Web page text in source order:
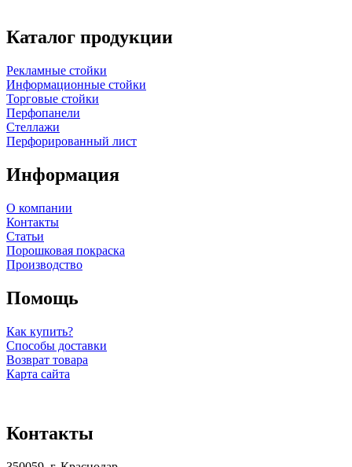
Каталог продукции
Рекламные стойки
Информационные стойки
Торговые стойки
Перфопанели
Стеллажи
Перфорированный лист
Информация
О компании
Контакты
Статьи
Порошковая покраска
Производство
Помощь
Как купить?
Способы доставки
Возврат товара
Карта сайта
Контакты